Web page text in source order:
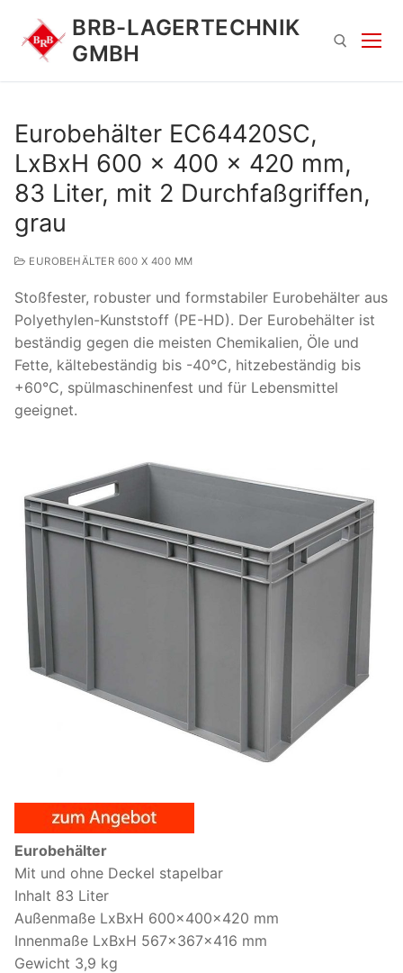
Inhalt
springen
BRB-LAGERTECHNIK
GMBH
nach:
Eurobehälter EC64420SC,
LxBxH 600 x 400 x 420 mm,
83 Liter, mit 2 Durchfaßgriffen,
grau
EUROBEHÄLTER 600 X 400 MM
Stoßfester, robuster und formstabiler Eurobehälter aus
Polyethylen-Kunststoff (PE-HD). Der Eurobehälter ist
beständig gegen die meisten Chemikalien, Öle und
Fette, kältebeständig bis -40°C, hitzebeständig bis
+60°C, spülmaschinenfest und für Lebensmittel
geeignet.
Eurobehälter
Mit und ohne Deckel stapelbar
Inhalt 83 Liter
Außenmaße LxBxH 600x400x420 mm
Innenmaße LxBxH 567x367x416 mm
Gewicht 3,9 kg